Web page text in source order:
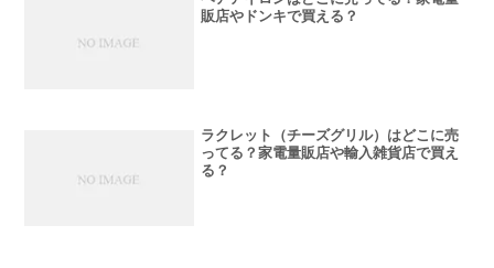
販店やドンキで買える？
ラクレット（チーズグリル）はどこに売
ってる？家電量販店や輸入雑貨店で買え
る？